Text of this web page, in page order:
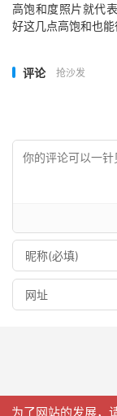
高饱和度照片就代
好这几点高饱和也
评论 抢沙发
为了网站的发展，